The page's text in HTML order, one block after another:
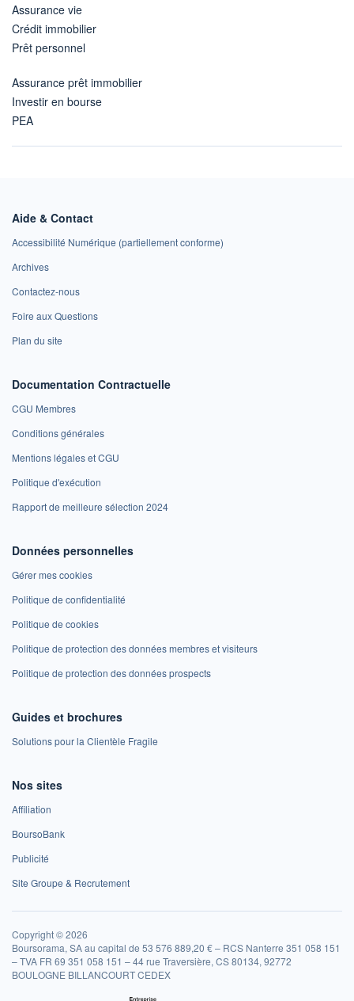
Assurance vie
Crédit immobilier
Prêt personnel
Assurance prêt immobilier
Investir en bourse
PEA
Aide & Contact
Accessibilité Numérique (partiellement conforme)
Archives
Contactez-nous
Foire aux Questions
Plan du site
Documentation Contractuelle
CGU Membres
Conditions générales
Mentions légales et CGU
Politique d'exécution
Rapport de meilleure sélection 2024
Données personnelles
Gérer mes cookies
Politique de confidentialité
Politique de cookies
Politique de protection des données membres et visiteurs
Politique de protection des données prospects
Guides et brochures
Solutions pour la Clientèle Fragile
Nos sites
Affiliation
BoursoBank
Publicité
Site Groupe & Recrutement
Copyright © 2026
Boursorama, SA au capital de 53 576 889,20 € – RCS Nanterre 351 058 151
– TVA FR 69 351 058 151 – 44 rue Traversière, CS 80134, 92772
BOULOGNE BILLANCOURT CEDEX